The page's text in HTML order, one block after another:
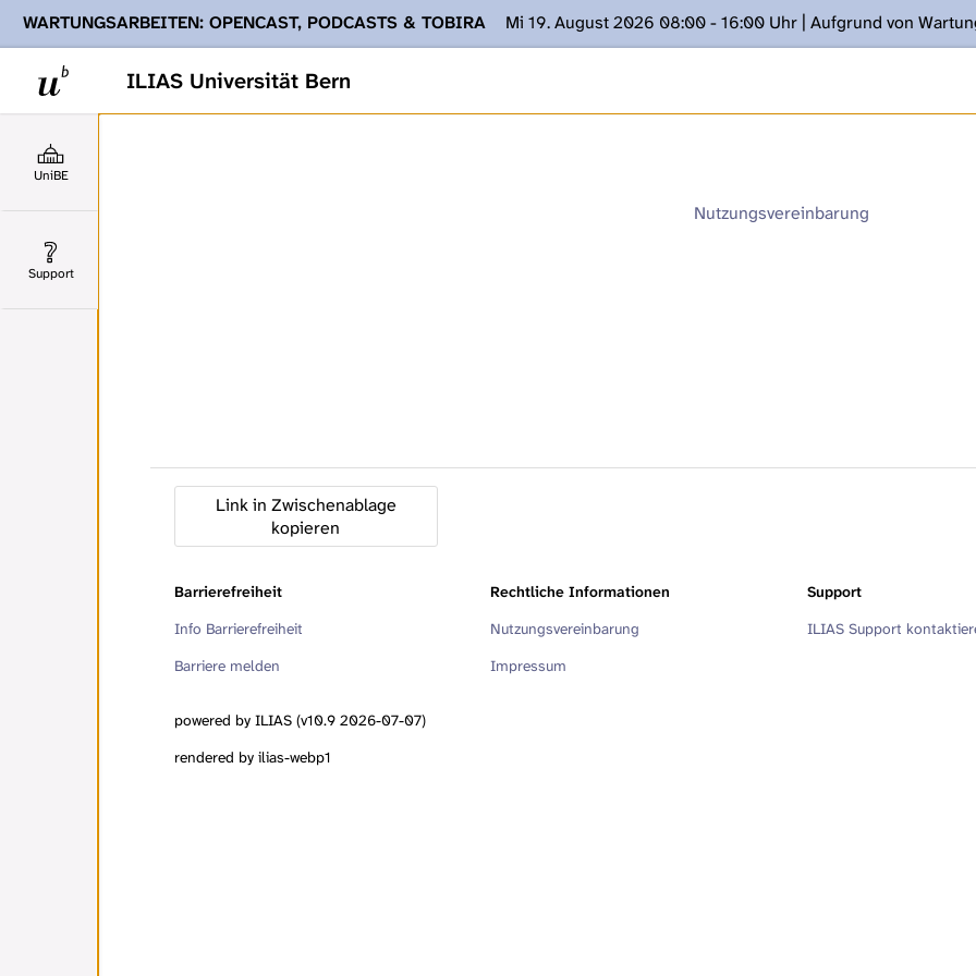
ILIAS Universität Bern
WARTUNGSARBEITEN: OPENCAST, PODCASTS & TOBIRA
Mi 19. August 2026 08:00 - 16:00 Uhr | Aufgrund von
Ihnen Podcasts, Opencast-Videos und Tobira nicht zur Verfügung stehen. Kontakt: www.podcast.unibe.ch
UniBE
Support
Nutzungsvereinbarung
Link in Zwischenablage
kopieren
Barrierefreiheit
Info Barrierefreiheit
Barriere melden
Rechtliche Informationen
Nutzungsvereinbarung
Impressum
Support
ILIAS Support
powered by ILIAS (v10.9 2026-07-07)
rendered by ilias-webp1